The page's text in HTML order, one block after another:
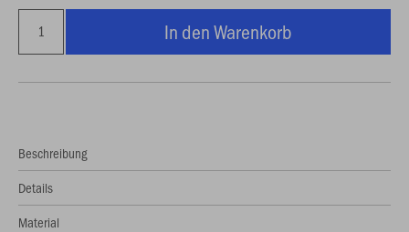
In den Warenkorb
Beschreibung
Details
Material